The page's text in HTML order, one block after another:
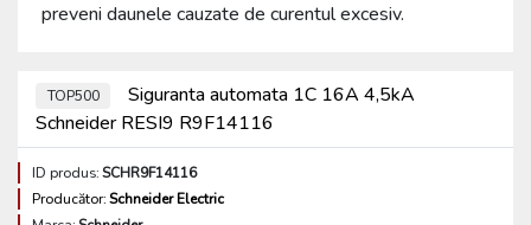
preveni daunele cauzate de curentul excesiv.
TOP500
Siguranta automata 1C 16A 4,5kA
Schneider RESI9 R9F14116
ID produs:SCHR9F14116
Producător:Schneider Electric